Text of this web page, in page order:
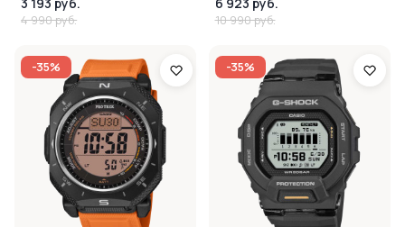
4 990 руб. 10 990 руб.
-35% -35%